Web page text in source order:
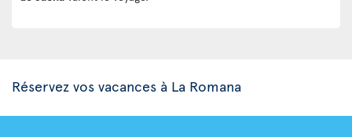
Réservez vos vacances à La Romana